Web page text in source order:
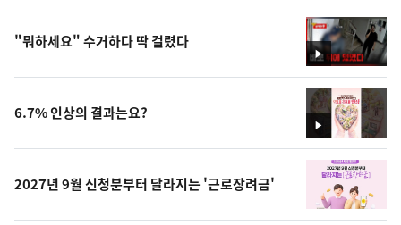
영
상
"뭐하세요" 수거하다 딱 걸렸다
영
상
6.7% 인상의 결과는요?
2027년 9월 신청분부터 달라지는 '근로장려금'